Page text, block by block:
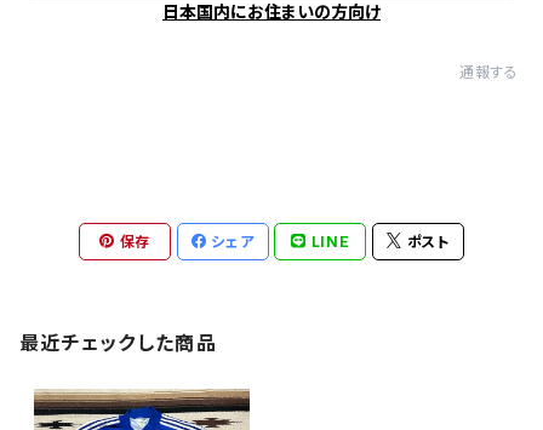
日本国内にお住まいの方向け
通報する
保存 シェア LINE ポスト
最近チェックした商品